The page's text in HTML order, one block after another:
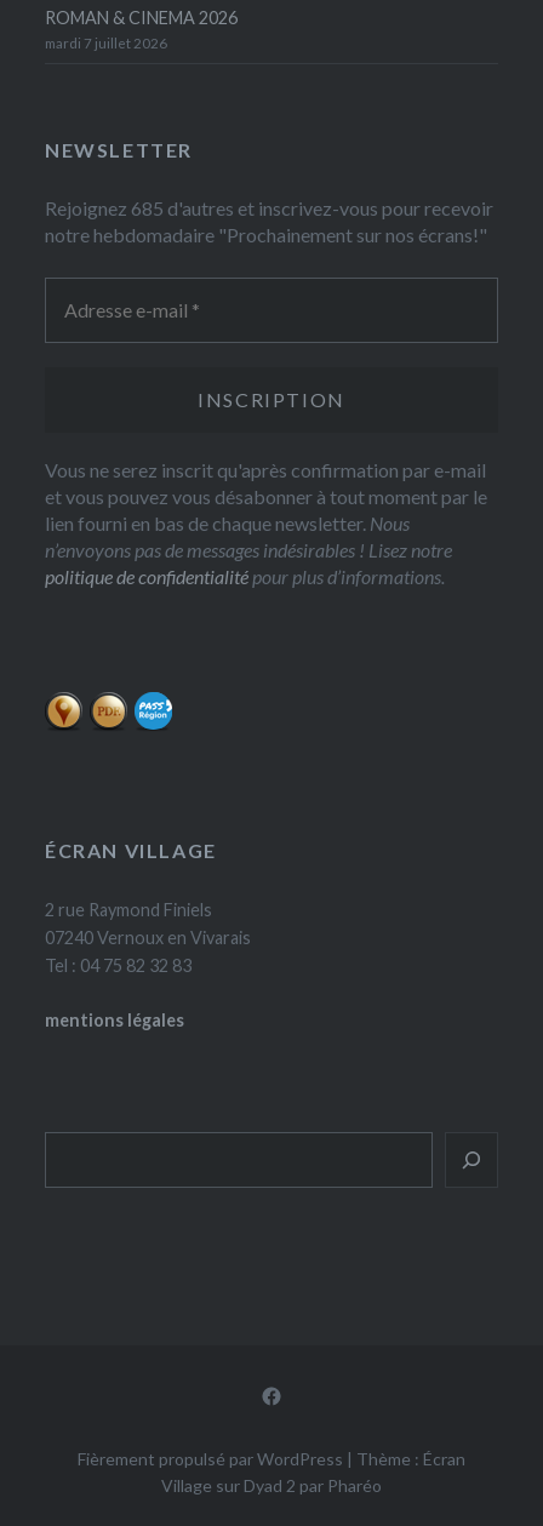
ROMAN & CINEMA 2026
mardi 7 juillet 2026
NEWSLETTER
Rejoignez 685 d'autres et inscrivez-vous pour recevoir
notre hebdomadaire "Prochainement sur nos écrans!"
Vous ne serez inscrit qu'après confirmation par e-mail
et vous pouvez vous désabonner à tout moment par le
lien fourni en bas de chaque newsletter. Nous
n’envoyons pas de messages indésirables ! Lisez notre
politique de confidentialité pour plus d’informations.
ÉCRAN VILLAGE
2 rue Raymond Finiels
07240 Vernoux en Vivarais
Tel : 04 75 82 32 83
mentions légales
Facebook
Fièrement propulsé par WordPress | Thème : Écran
Village sur Dyad 2 par Pharéo